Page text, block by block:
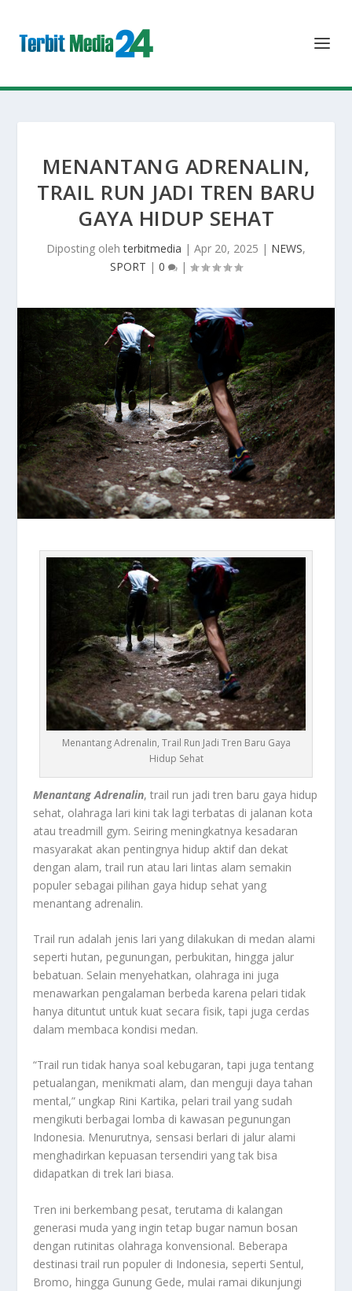
MENANTANG ADRENALIN,
TRAIL RUN JADI TREN BARU
GAYA HIDUP SEHAT
Diposting olehterbitmedia | Apr 20, 2025 | NEWS,
SPORT | 0 |
Menantang Adrenalin, Trail Run Jadi Tren Baru Gaya
Hidup Sehat
Menantang Adrenalin, trail run jadi tren baru gaya hidup
sehat, olahraga lari kini tak lagi terbatas di jalanan kota
atau treadmill gym. Seiring meningkatnya kesadaran
masyarakat akan pentingnya hidup aktif dan dekat
dengan alam, trail run atau lari lintas alam semakin
populer sebagai pilihan gaya hidup sehat yang
menantang adrenalin.
Trail run adalah jenis lari yang dilakukan di medan alami
seperti hutan, pegunungan, perbukitan, hingga jalur
bebatuan. Selain menyehatkan, olahraga ini juga
menawarkan pengalaman berbeda karena pelari tidak
hanya dituntut untuk kuat secara fisik, tapi juga cerdas
dalam membaca kondisi medan.
“Trail run tidak hanya soal kebugaran, tapi juga tentang
petualangan, menikmati alam, dan menguji daya tahan
mental,” ungkap Rini Kartika, pelari trail yang sudah
mengikuti berbagai lomba di kawasan pegunungan
Indonesia. Menurutnya, sensasi berlari di jalur alami
menghadirkan kepuasan tersendiri yang tak bisa
didapatkan di trek lari biasa.
Tren ini berkembang pesat, terutama di kalangan
generasi muda yang ingin tetap bugar namun bosan
dengan rutinitas olahraga konvensional. Beberapa
destinasi trail run populer di Indonesia, seperti Sentul,
Bromo, hingga Gunung Gede, mulai ramai dikunjungi